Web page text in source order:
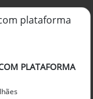
PLATAFORMA